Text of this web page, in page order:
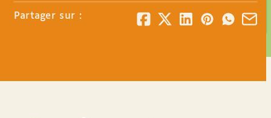
Partager sur :